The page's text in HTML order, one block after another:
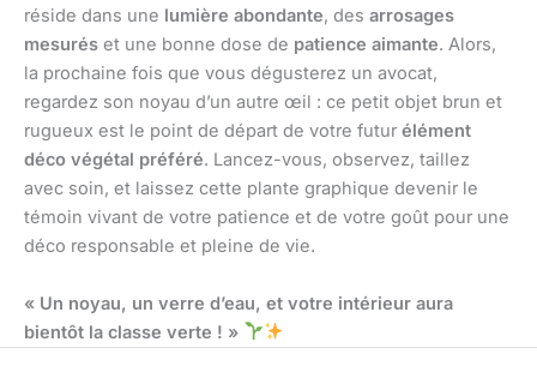
réside dans une lumière abondante, des arrosages
mesurés et une bonne dose de patience aimante. Alors,
la prochaine fois que vous dégusterez un avocat,
regardez son noyau d’un autre œil : ce petit objet brun et
rugueux est le point de départ de votre futur élément
déco végétal préféré. Lancez-vous, observez, taillez
avec soin, et laissez cette plante graphique devenir le
témoin vivant de votre patience et de votre goût pour une
déco responsable et pleine de vie.
« Un noyau, un verre d’eau, et votre intérieur aura
bientôt la classe verte ! »